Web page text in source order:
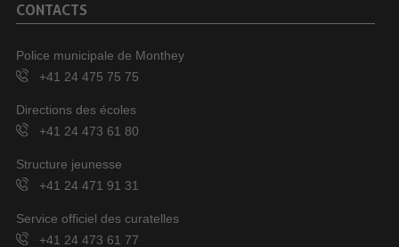
CONTACTS
Police municipale de Monthey
+41 24 475 75 75
Directions des écoles
+41 24 473 61 80
Structure jeunesse
+41 24 471 91 31
Service officiel des curatelles
+41 24 473 61 77